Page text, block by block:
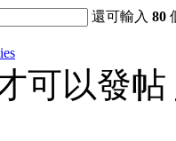
還可輸入80
可以發帖